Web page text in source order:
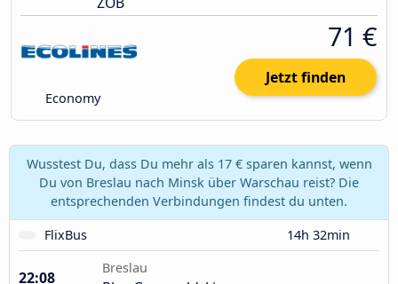
Economy
71 €
Jetzt finden
Wusstest Du, dass Du mehr als 17 € sparen kannst, wenn
Du von Breslau nach Minsk über Warschau reist? Die
entsprechenden Verbindungen findest du unten.
FlixBus
14h 32min
22:08
Breslau